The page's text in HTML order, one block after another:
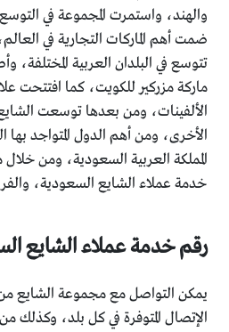
ضمت أهم الماركات التجارية في
تتوسع في البلدان العربية
ماركة مزركير للكويت، كما افتتحت
الألفينات، ومن بعدها توسعت
الأخرى، ومن أهم الدول المتواجد
المملكة العربية السعودية، ومن
خدمة عملاء الشايع السعودية،
رقم خدمة عملاء الشايع
يمكن التواصل مع مجموعة الشايع من
الإتصال المتوفرة في كل بلد، وكذلك